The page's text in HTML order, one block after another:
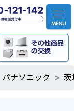
パナソニック 茨